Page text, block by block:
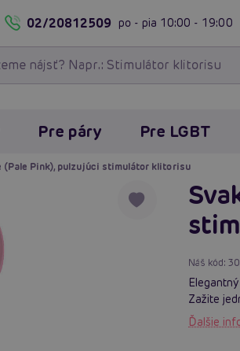
02/20812509 po - pia 10:00 - 19:00
Pre páry Pre LGBT
(Pale Pink), pulzujúci stimulátor klitorisu
Náš kód:
Zažite
Ďalšie